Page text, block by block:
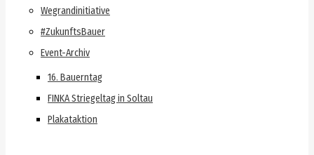
Wegrandinitiative
#ZukunftsBauer
Event-Archiv
16. Bauerntag
FINKA Striegeltag in Soltau
Plakataktion